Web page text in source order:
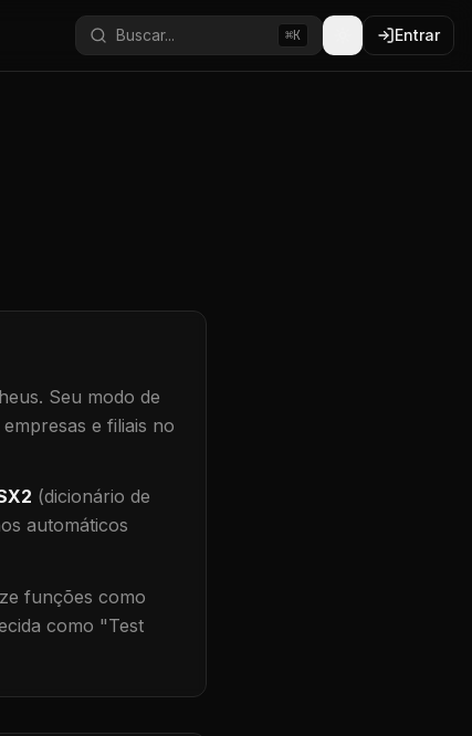
Buscar... ⌘K Entrar
Seu modo de
e filiais no
(dicionário de
automáticos
funções como
como "Test